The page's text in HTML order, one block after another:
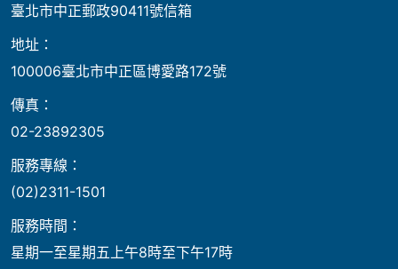
臺北市中正郵政90411號信箱
地址：
100006臺北市中正區博愛路172號
傳真：
02-23892305
服務專線：
(02)2311-1501
服務時間：
星期一至星期五上午8時至下午17時